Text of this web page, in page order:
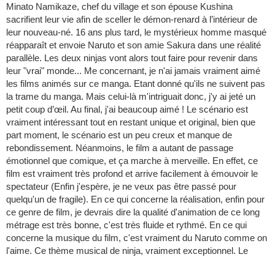
Minato Namikaze, chef du village et son épouse Kushina
sacrifient leur vie afin de sceller le démon-renard à l’intérieur de
leur nouveau-né. 16 ans plus tard, le mystérieux homme masqué
réapparaît et envoie Naruto et son amie Sakura dans une réalité
parallèle. Les deux ninjas vont alors tout faire pour revenir dans
leur "vrai" monde... Me concernant, je n'ai jamais vraiment aimé
les films animés sur ce manga. Etant donné qu'ils ne suivent pas
la trame du manga. Mais celui-là m'intriguait donc, j'y ai jeté un
petit coup d’œil. Au final, j'ai beaucoup aimé ! Le scénario est
vraiment intéressant tout en restant unique et original, bien que
part moment, le scénario est un peu creux et manque de
rebondissement. Néanmoins, le film a autant de passage
émotionnel que comique, et ça marche à merveille. En effet, ce
film est vraiment très profond et arrive facilement à émouvoir le
spectateur (Enfin j'espère, je ne veux pas être passé pour
quelqu'un de fragile). En ce qui concerne la réalisation, enfin pour
ce genre de film, je devrais dire la qualité d'animation de ce long
métrage est très bonne, c'est très fluide et rythmé. En ce qui
concerne la musique du film, c'est vraiment du Naruto comme on
l'aime. Ce thème musical de ninja, vraiment exceptionnel. Le